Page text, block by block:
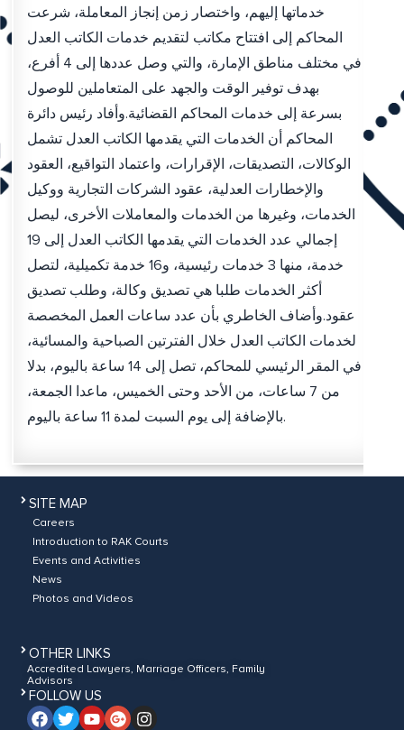
خدماتها إليهم، واختصار زمن إنجاز المعاملة، شرعت
المحاكم إلى افتتاح مكاتب لتقديم خدمات الكاتب العدل
في مختلف مناطق الإمارة، والتي وصل عددها إلى 4 أفرع،
بهدف توفير الوقت والجهد على المتعاملين للوصول
بسرعة إلى خدمات المحاكم القضائية.وأفاد رئيس دائرة
المحاكم أن الخدمات التي يقدمها الكاتب العدل تشمل
الوكالات، التصديقات، الإقرارات، واعتماد التواقيع، العقود
والإخطارات العدلية، عقود الشركات التجارية ووكيل
الخدمات، وغيرها من الخدمات والمعاملات الأخرى، ليصل
إجمالي عدد الخدمات التي يقدمها الكاتب العدل إلى 19
خدمة، منها 3 خدمات رئيسية، و16 خدمة تكميلية، لتصل
أكثر الخدمات طلبا هي تصديق وكالة، وطلب تصديق
عقود.وأضاف الخاطري بأن عدد ساعات العمل المخصصة
لخدمات الكاتب العدل خلال الفترتين الصباحية والمسائية،
في المقر الرئيسي للمحاكم، تصل إلى 14 ساعة باليوم، بدلا
من 7 ساعات، من الأحد وحتى الخميس، ماعدا الجمعة،
بالإضافة إلى يوم السبت لمدة 11 ساعة باليوم.
SITE MAP
Careers
Introduction to RAK Courts
Events and Activities
News
Photos and Videos
OTHER LINKS
Accredited Lawyers, Marriage Officers, Family
Advisors
FOLLOW US